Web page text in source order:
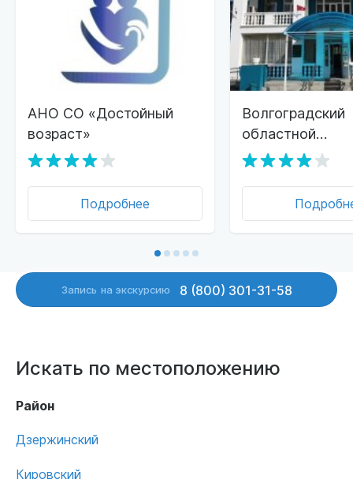
АНО СО «Достойный
возраст»
Подробнее
Волгоградский
областной
Запись на экскурсию 8 (800) 301-31-58
Искать по местоположению
Район
Дзержинский
Кировский